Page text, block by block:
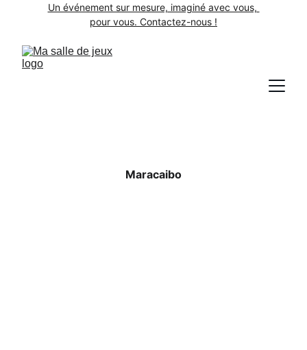
Un événement sur mesure, imaginé avec vous,
pour vous. Contactez-nous !
Maracaibo